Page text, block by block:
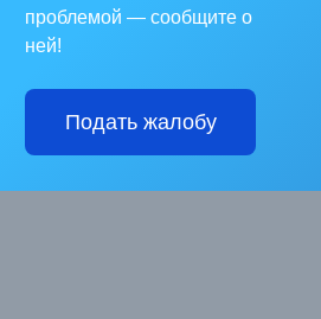
проблемой — сообщите о
ней!
Подать жалобу